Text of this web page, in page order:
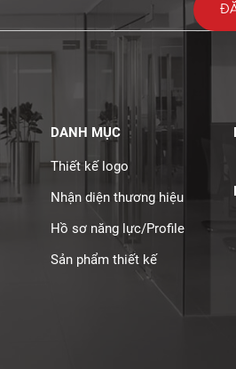
DANH MỤC
Thiết kế logo
Nhận diện thương hiệu
Hồ sơ năng lực/Profile
Sản phẩm thiết kế